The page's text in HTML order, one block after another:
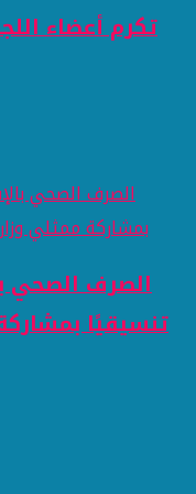
الصرف الصحي
تنسيقيًا